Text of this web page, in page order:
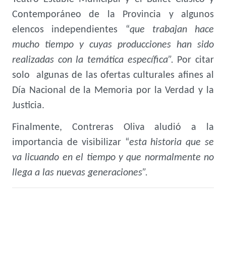
Contemporáneo de la Provincia y algunos
elencos independientes “que trabajan hace
mucho tiempo y cuyas producciones han sido
realizadas con la temática específica”. Por citar
solo algunas de las ofertas culturales afines al
Día Nacional de la Memoria por la Verdad y la
Justicia.
Finalmente, Contreras Oliva aludió a la
importancia de visibilizar “esta historia que se
va licuando en el tiempo y que normalmente no
llega a las nuevas generaciones”.